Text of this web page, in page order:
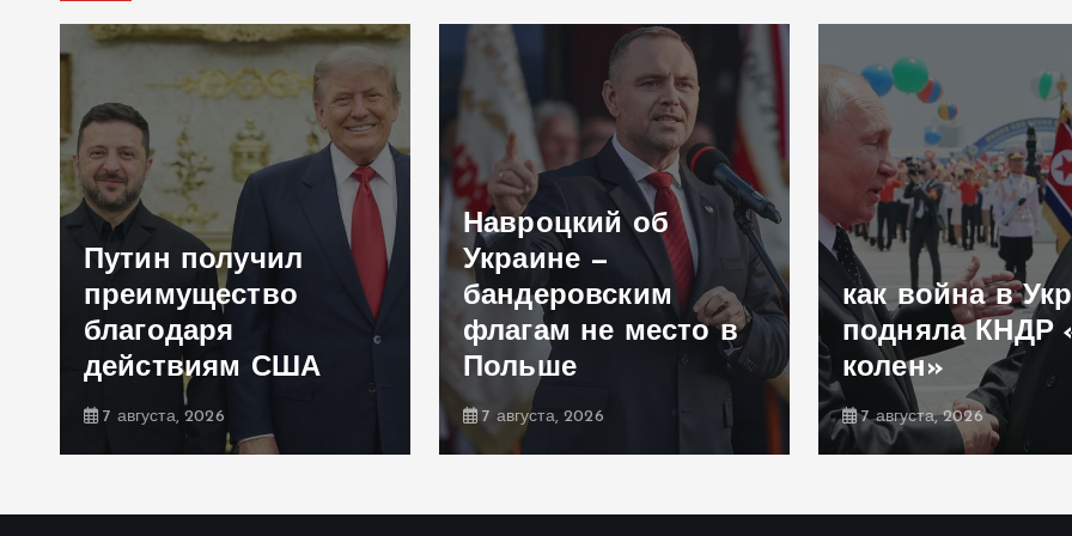
Путин получил
преимущество
благодаря
действиям США
7 августа, 2026
Навроцкий об
Украине —
бандеровским
флагам не место в
Польше
7 августа, 2026
как война в
подняла КНДР
колен»
7 августа, 2026